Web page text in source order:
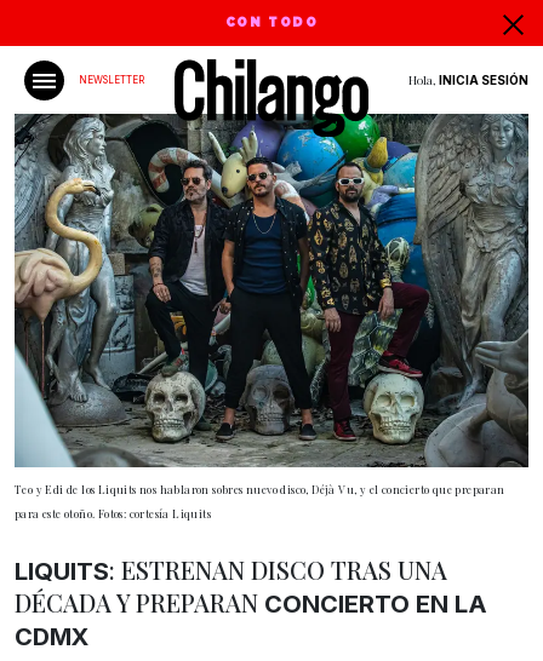
CON TODO
NEWSLETTER Hola, INICIA SESIÓN
Teo y Edi de los Liquits nos hablaron sobres nuevo disco, Déjà Vu, y el concierto que preparan
para este otoño. Fotos: cortesía Liquits
LIQUITS: ESTRENAN DISCO TRAS UNA
DÉCADA Y PREPARAN CONCIERTO EN LA
CDMX